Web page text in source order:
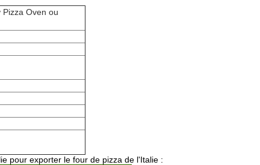
Oven ou
pour exporter le four de pizza de l'Italie :